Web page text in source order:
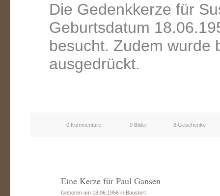
Die Gedenkkerze für
Geburtsdatum
besucht. Zudem wurde
ausgedrückt.
0 Kommentare 0 Bilder 8 Geschenke
Eine Kerze für Paul Gansen
Geboren am 18.06.1956 in Baustert